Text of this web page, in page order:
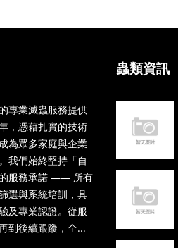
專業滅蟲服務提供
，憑藉扎實的技術
為眾多家庭與企業
我們始終堅持「自
服務承諾 —— 所有
選與系統培訓，具
及專業認證。從服
到後續跟蹤，全...
蟲類資訊